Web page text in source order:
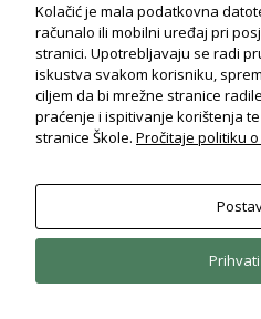
Kolačić je mala podatkovna
računalo ili mobilni uređaj pri
stranici. Upotrebljavaju se radi
iskustva svakom korisniku,
ciljem da bi mrežne stranice
praćenje i ispitivanje korištenja
stranice Škole. Pročitaje politiku